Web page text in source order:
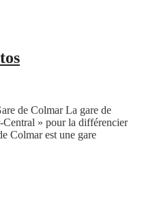
de Colmar La gare de
Central » pour la différencier
Colmar est une gare